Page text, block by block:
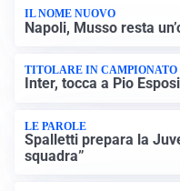
IL NOME NUOVO
Napoli, Musso resta
TITOLARE IN CAMPIONATO
Inter, tocca a Pio
LE PAROLE
Spalletti prepara la
squadra”